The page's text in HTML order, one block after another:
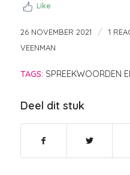
Like
26 NOVEMBER 2021 / 1
VEENMAN
TAGS: SPREEKWOORDEN
Deel dit stuk